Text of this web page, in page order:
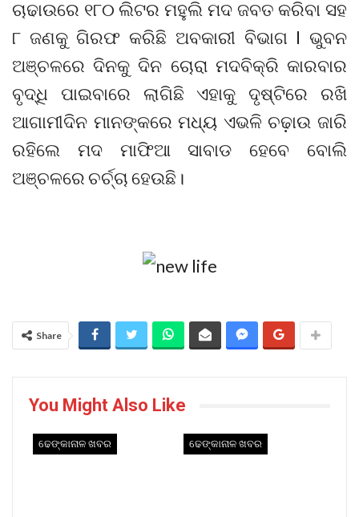
ଚାଢାଉରେ ୧୮୦ ଲିଟର ମହୁଲି ମଦ ଜବତ କରିବା ସହ
୮ ଜଣକୁ ଗିରଫ କରିଛି ଅବକାରୀ ବିଭାଗ l ଭୁବନ
ଅଞ୍ଚଳରେ ଦିନକୁ ଦିନ ଚୋରା ମଦବିକ୍ରି କାରବାର
ବୃଦ୍ଧି ପାଇବାରେ ଲାଗିଛି ଏହାକୁ ଦୃଷ୍ଟିରେ ରଖି
ଆଗାମୀଦିନ ମାନଙ୍କରେ ମଧ୍ୟ ଏଭଳି ଚଢ଼ାଉ ଜାରି
ରହିଲେ ମଦ ମାଫିଆ ସାବାଡ ହେବେ ବୋଲି
ଅଞ୍ଚଳରେ ଚର୍ଚ୍ଚା ହେଉଛି।
Share
You Might Also Like
ଢେଙ୍କାନାଳ ଖବର ଢେଙ୍କାନାଳ ଖବର